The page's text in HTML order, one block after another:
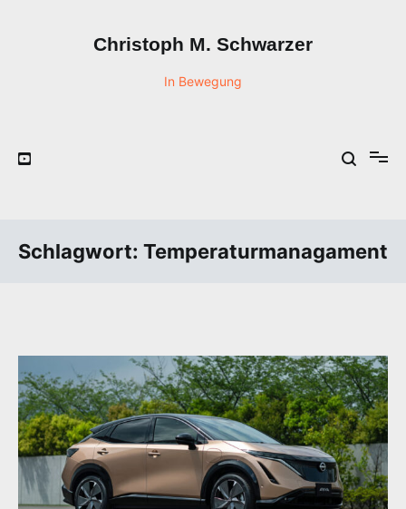
Christoph M. Schwarzer
In Bewegung
Schlagwort: Temperaturmanagament